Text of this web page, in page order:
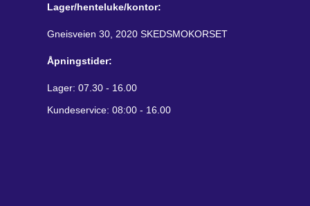
Lager/henteluke/kontor:
Gneisveien 30, 2020 SKEDSMOKORSET
Åpningstider:
Lager: 07.30 - 16.00
Kundeservice: 08:00 - 16.00